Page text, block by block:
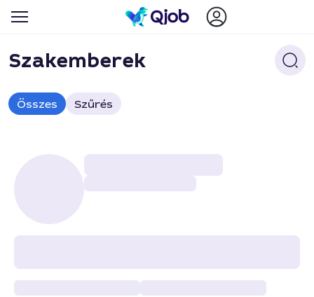
Szakemberek
Összes Szűrés